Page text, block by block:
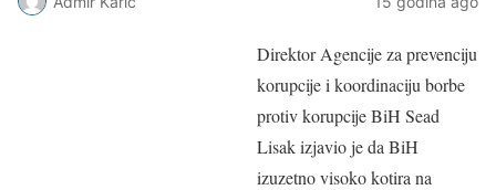
Direktor Agencije za prevenciju
korupcije i koordinaciju borbe
protiv korupcije BiH Sead
Lisak izjavio je da BiH
izuzetno visoko kotira na